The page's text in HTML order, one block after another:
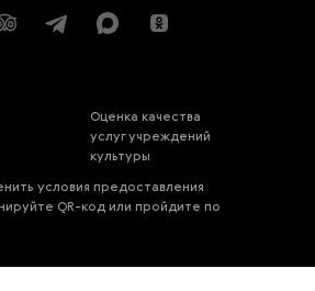
Оценка качества
услуг учреждений
культуры
условия предоставления
QR-код или пройдите по